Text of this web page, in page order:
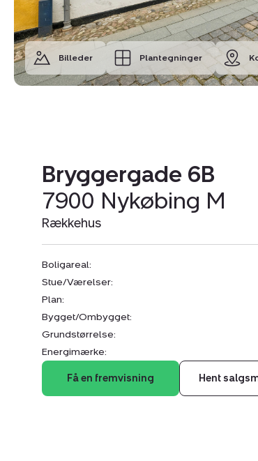
Billeder Plantegninger
Bryggergade 6B
7900 Nykøbing M
Rækkehus
Boligareal:
Stue/Værelser:
Plan:
Bygget/Ombygget:
Grundstørrelse:
Energimærke:
Få en fremvisning Hent